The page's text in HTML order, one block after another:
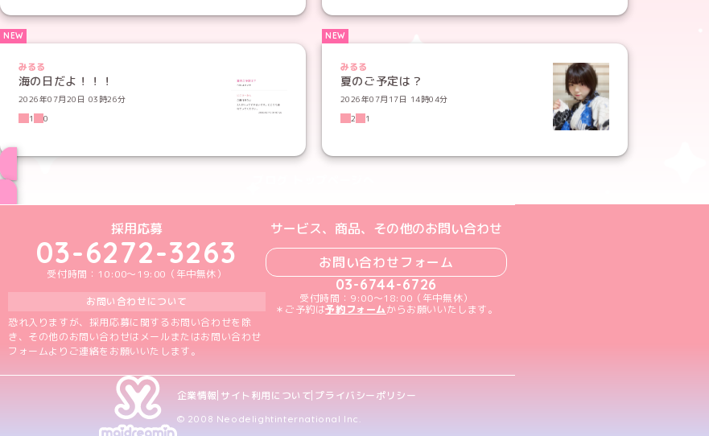
みるる
海の日だよ！！！
2026年07月20日 03時26分
1
0
みるる
夏のご予定は？
2026年07月17日 14時04分
2
1
めいどりーみんTikTok公式アカウント
めいどりーみんX公式アカウント
めいどりーみんInstagram公式アカウント
めいどりーみんFacebook公式アカウント
めいどりーみんYouTube公式アカウント
採用応募
03-6272-3263
受付時間：10:00～19:00（年中無休）
お問い合わせについて
恐れ入りますが、採用応募に関するお問い合わせを除
き、その他のお問い合わせはメールまたはお問い合わせ
フォームよりご連絡をお願いいたします。
サービス、商品、その他のお問い合わせ
お問い合わせフォーム
03-6744-6726
受付時間：9:00～18:00（年中無休）
＊ご予約は予約フォームからお願いいたします。
企業情報 サイト利用について プライバシーポリシー
© 2008 Neodelightinternational Inc.